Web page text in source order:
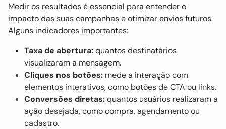
Medir os resultados é essencial para entender o
impacto das suas campanhas e otimizar envios futuros.
Alguns indicadores importantes:
Taxa de abertura:quantos destinatários
visualizaram a mensagem.
Cliques nos botões: mede a interação com
elementos interativos, como botões de CTA ou links.
Conversões diretas:quantos usuários realizaram a
ação desejada, como compra, agendamento ou
cadastro.